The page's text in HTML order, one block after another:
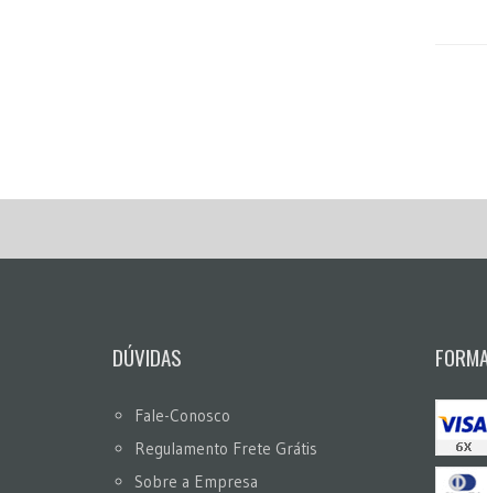
DÚVIDAS
Fale-Conosco
Regulamento Frete Grátis
Sobre a Empresa